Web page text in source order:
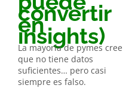
convertir
en
insights)
La mayoría de pymes cree
que no tiene datos
suficientes… pero casi
siempre es falso.